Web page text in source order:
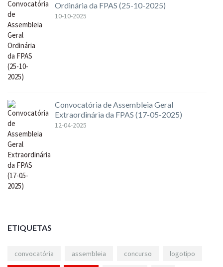
Ordinária da FPAS (25-10-2025)
10-10-2025
Convocatória de Assembleia Geral
Extraordinária da FPAS (17-05-2025)
12-04-2025
ETIQUETAS
convocatória assembleia concurso logotipo